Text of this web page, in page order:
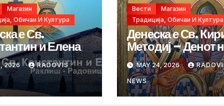
Магазин
Обичаи И Култура
е Св.
и Елена
2026 RADOVIS
Вести
Магазин
Традиција, Обичаи И Култура
Денеска е Св.
Методиј – Денот
сесловенските
просветители
MAY 24, 2026
NEWS